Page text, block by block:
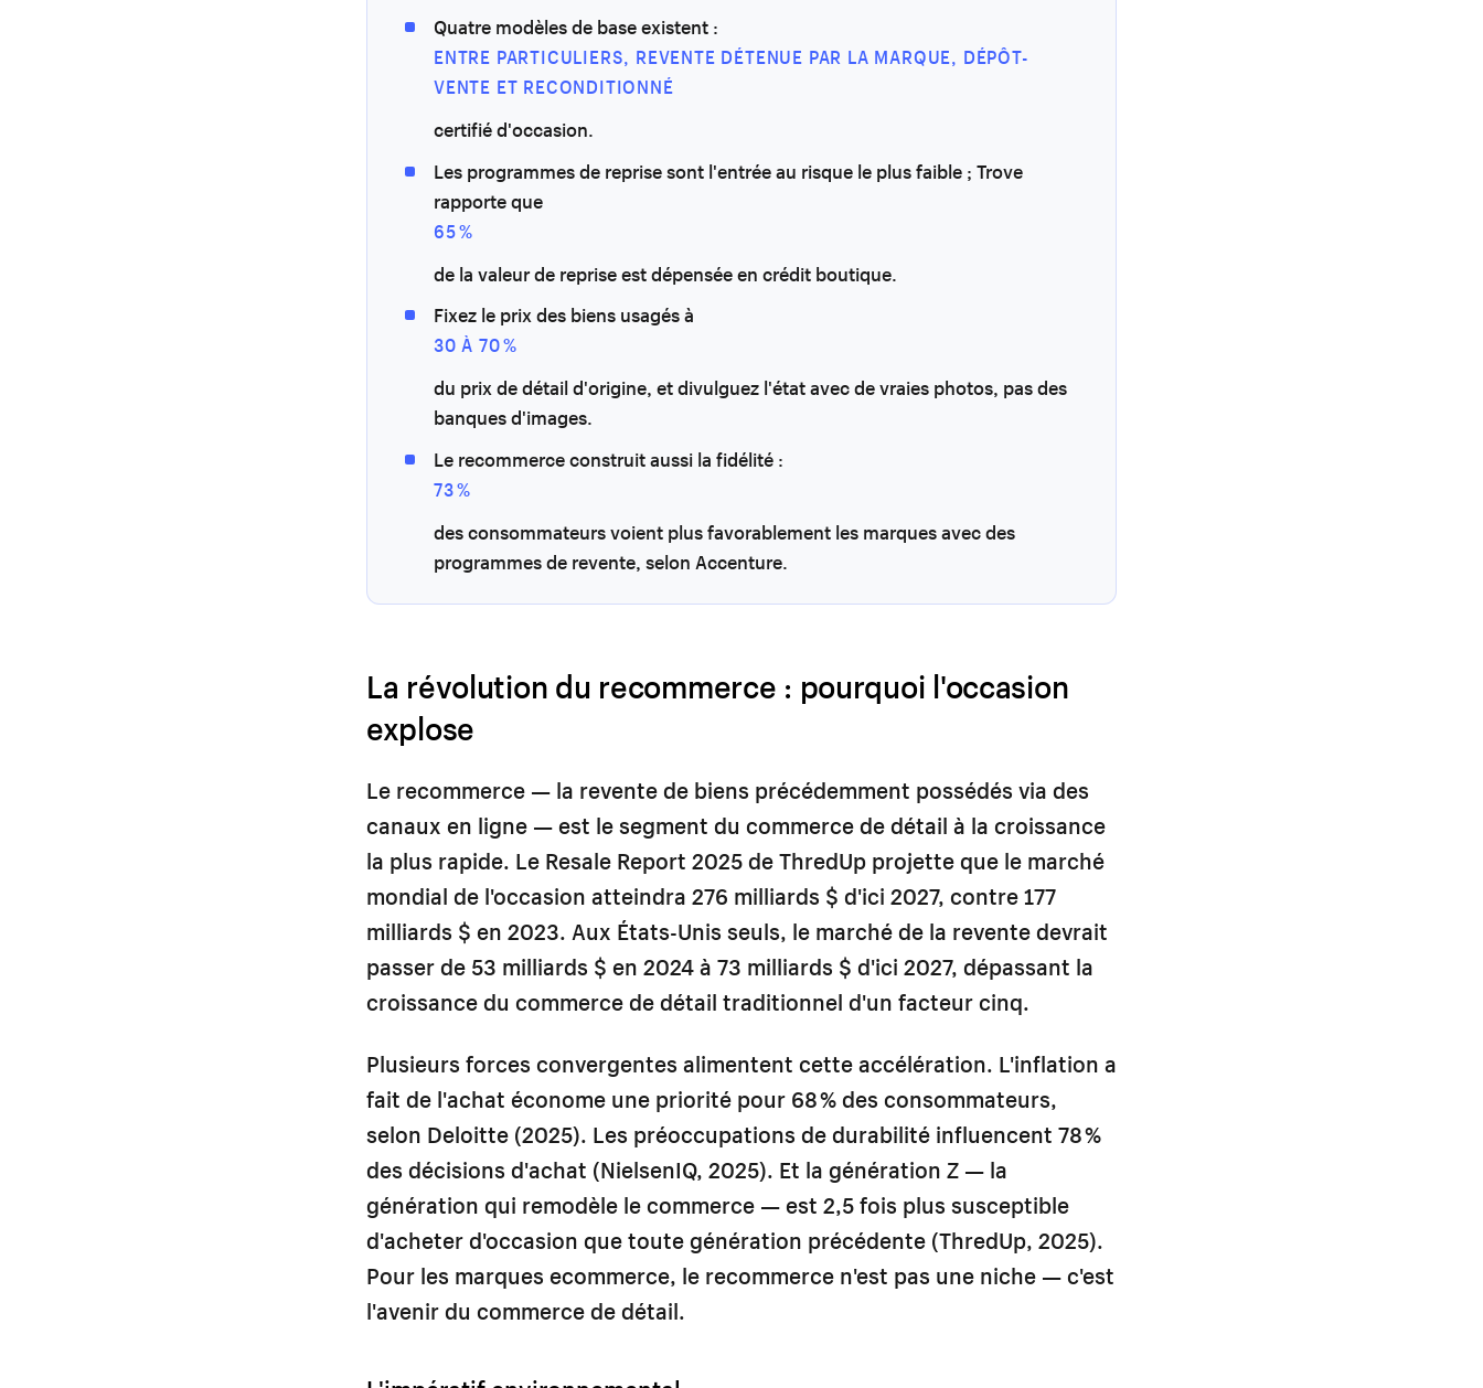
Quatre modèles de base existent :
ENTRE PARTICULIERS, REVENTE DÉTENUE PAR LA MARQUE, DÉPÔT-
VENTE ET RECONDITIONNÉ
certifié d'occasion.
Les programmes de reprise sont l'entrée au risque le plus faible ; Trove
rapporte que
65 %
de la valeur de reprise est dépensée en crédit boutique.
Fixez le prix des biens usagés à
30 À 70 %
du prix de détail d'origine, et divulguez l'état avec de vraies photos, pas des
banques d'images.
Le recommerce construit aussi la fidélité :
73 %
des consommateurs voient plus favorablement les marques avec des
programmes de revente, selon Accenture.
La révolution du recommerce : pourquoi l'occasion
explose
Le recommerce — la revente de biens précédemment possédés via des
canaux en ligne — est le segment du commerce de détail à la croissance
la plus rapide. Le Resale Report 2025 de ThredUp projette que le marché
mondial de l'occasion atteindra 276 milliards $ d'ici 2027, contre 177
milliards $ en 2023. Aux États-Unis seuls, le marché de la revente devrait
passer de 53 milliards $ en 2024 à 73 milliards $ d'ici 2027, dépassant la
croissance du commerce de détail traditionnel d'un facteur cinq.
Plusieurs forces convergentes alimentent cette accélération. L'inflation a
fait de l'achat économe une priorité pour 68 % des consommateurs,
selon Deloitte (2025). Les préoccupations de durabilité influencent 78 %
des décisions d'achat (NielsenIQ, 2025). Et la génération Z — la
génération qui remodèle le commerce — est 2,5 fois plus susceptible
d'acheter d'occasion que toute génération précédente (ThredUp, 2025).
Pour les marques ecommerce, le recommerce n'est pas une niche — c'est
l'avenir du commerce de détail.